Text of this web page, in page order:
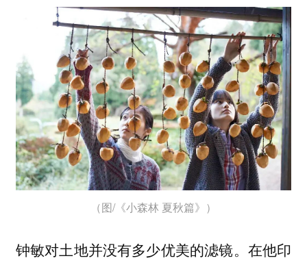
（图/《小森林 夏秋篇》）
钟敏对土地并没有多少优美的滤镜。在他印